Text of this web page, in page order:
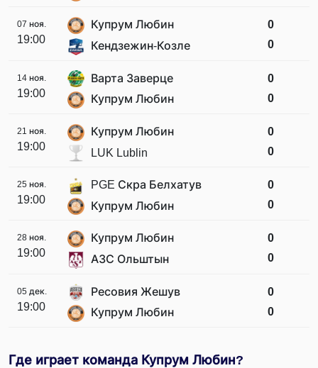
07 ноя.
19:00
Купрум Любин
Кендзежин-Козле
0
0
14 ноя.
19:00
Варта Заверце
Купрум Любин
0
0
21 ноя.
19:00
Купрум Любин
LUK Lublin
0
0
25 ноя.
19:00
PGE Скра Белхатув
Купрум Любин
0
0
28 ноя.
19:00
Купрум Любин
АЗС Ольштын
0
0
05 дек.
19:00
Ресовия Жешув
Купрум Любин
0
0
Где играет команда Купрум Любин?